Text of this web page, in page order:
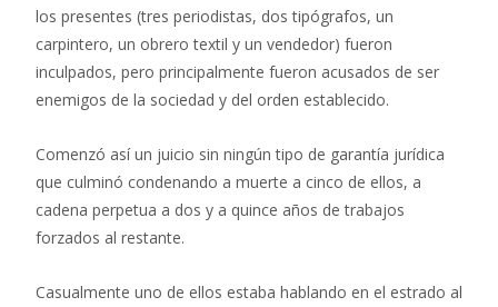
los presentes (tres periodistas, dos tipógrafos, un
carpintero, un obrero textil y un vendedor) fueron
inculpados, pero principalmente fueron acusados de ser
enemigos de la sociedad y del orden establecido.
Comenzó así un juicio sin ningún tipo de garantía jurídica
que culminó condenando a muerte a cinco de ellos, a
cadena perpetua a dos y a quince años de trabajos
forzados al restante.
Casualmente uno de ellos estaba hablando en el estrado al